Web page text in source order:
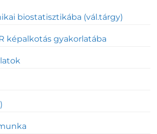
biostatisztikába (vál.tárgy)
képalkotás gyakorlatába